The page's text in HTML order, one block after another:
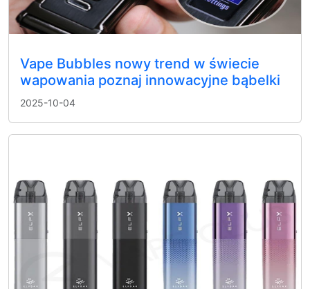
Vape Bubbles nowy trend w świecie
wapowania poznaj innowacyjne bąbelki
2025-10-04